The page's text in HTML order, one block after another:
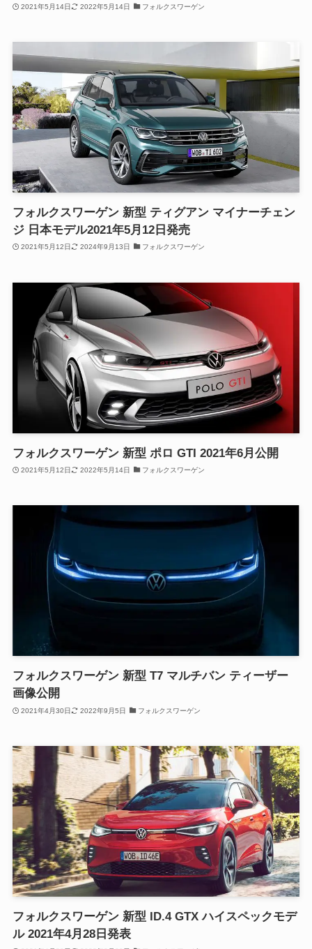
2021年5月14日 2022年5月14日 フォルクスワーゲン
フォルクスワーゲン 新型 ティグアン マイナーチェン
ジ 日本モデル2021年5月12日発売
2021年5月12日 2024年9月13日 フォルクスワーゲン
フォルクスワーゲン 新型 ポロ GTI 2021年6月公開
2021年5月12日 2022年5月14日 フォルクスワーゲン
フォルクスワーゲン 新型 T7 マルチバン ティーザー
画像公開
2021年4月30日 2022年9月5日 フォルクスワーゲン
フォルクスワーゲン 新型 ID.4 GTX ハイスペックモデ
ル 2021年4月28日発表